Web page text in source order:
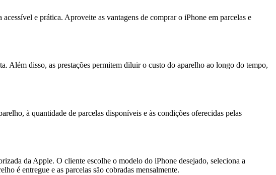
e prática. Aproveite as vantagens de comprar o iPhone em parcelas e
Além disso, as prestações permitem diluir o custo do aparelho ao longo do tempo,
à quantidade de parcelas disponíveis e às condições oferecidas pelas
da Apple. O cliente escolhe o modelo do iPhone desejado, seleciona a
é entregue e as parcelas são cobradas mensalmente.